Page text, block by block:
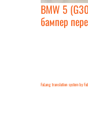
BMW 5
бампер
FaLang translation system by